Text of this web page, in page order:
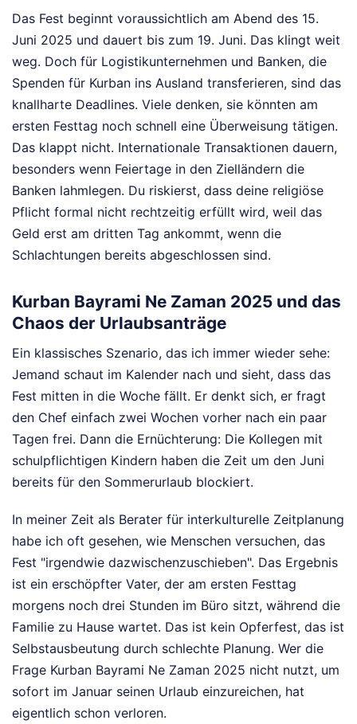
Das Fest beginnt voraussichtlich am Abend des 15.
Juni 2025 und dauert bis zum 19. Juni. Das klingt weit
weg. Doch für Logistikunternehmen und Banken, die
Spenden für Kurban ins Ausland transferieren, sind das
knallharte Deadlines. Viele denken, sie könnten am
ersten Festtag noch schnell eine Überweisung tätigen.
Das klappt nicht. Internationale Transaktionen dauern,
besonders wenn Feiertage in den Zielländern die
Banken lahmlegen. Du riskierst, dass deine religiöse
Pflicht formal nicht rechtzeitig erfüllt wird, weil das
Geld erst am dritten Tag ankommt, wenn die
Schlachtungen bereits abgeschlossen sind.
Kurban Bayrami Ne Zaman 2025 und das
Chaos der Urlaubsanträge
Ein klassisches Szenario, das ich immer wieder sehe:
Jemand schaut im Kalender nach und sieht, dass das
Fest mitten in die Woche fällt. Er denkt sich, er fragt
den Chef einfach zwei Wochen vorher nach ein paar
Tagen frei. Dann die Ernüchterung: Die Kollegen mit
schulpflichtigen Kindern haben die Zeit um den Juni
bereits für den Sommerurlaub blockiert.
In meiner Zeit als Berater für interkulturelle Zeitplanung
habe ich oft gesehen, wie Menschen versuchen, das
Fest "irgendwie dazwischenzuschieben". Das Ergebnis
ist ein erschöpfter Vater, der am ersten Festtag
morgens noch drei Stunden im Büro sitzt, während die
Familie zu Hause wartet. Das ist kein Opferfest, das ist
Selbstausbeutung durch schlechte Planung. Wer die
Frage Kurban Bayrami Ne Zaman 2025 nicht nutzt, um
sofort im Januar seinen Urlaub einzureichen, hat
eigentlich schon verloren.